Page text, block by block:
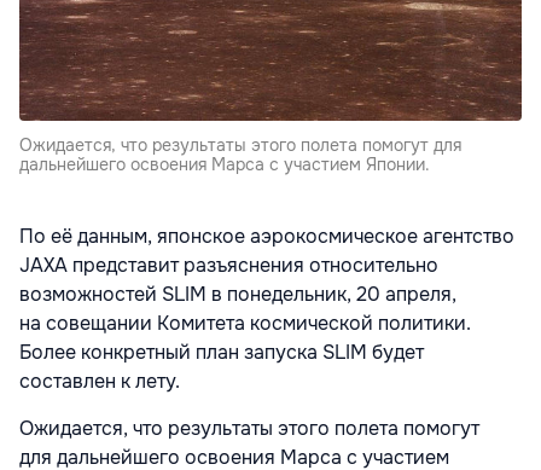
Ожидается, что результаты этого полета помогут для
дальнейшего освоения Марса с участием Японии.
По её данным, японское аэрокосмическое агентство
JAXA представит разъяснения относительно
возможностей SLIM в понедельник, 20 апреля,
на совещании Комитета космической политики.
Более конкретный план запуска SLIM будет
составлен к лету.
Ожидается, что результаты этого полета помогут
для дальнейшего освоения Марса с участием